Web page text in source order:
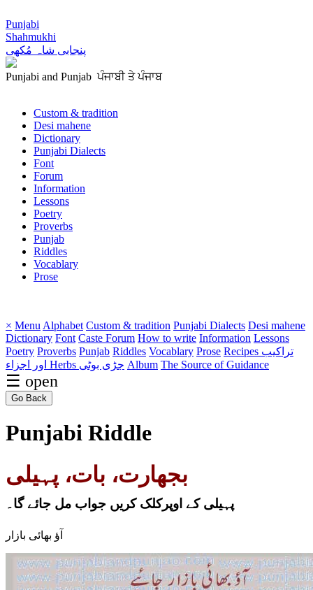
Punjabi
Shahmukhi
پنجابی شاہ مُکھی
Punjabi and Punjab ਪੰਜਾਬੀ ਤੇ ਪੰਜਾਬ
Custom & tradition
Desi mahene
Dictionary
Punjabi Dialects
Font
Forum
Information
Lessons
Poetry
Proverbs
Punjab
Riddles
Vocablary
Prose
× Menu Alphabet Custom & tradition Punjabi Dialects Desi mahene
Dictionary Font Caste Forum How to write Information Lessons
Poetry Proverbs Punjab Riddles Vocablary Prose Recipes تراکیب
Herbs جڑی بوٹی Album The Source of Guidance
☰ open
Go Back
Punjabi Riddle
بجھارت، بات، پہیلی
پہیلی کے اوپرکلک کریں جواب مل جائے گا۔
آؤ بھائی بازار